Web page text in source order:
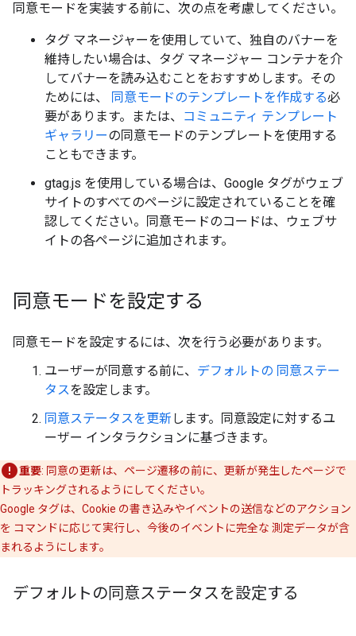
同意モードを実装する前に、次の点を考慮してください。
タグ マネージャーを使用していて、独自のバナーを
維持したい場合は、タグ マネージャー コンテナを介
してバナーを読み込むことをおすすめします。その
ためには、
同意モードのテンプレートを作成する必
要があります。または、
コミュニティ テンプレート
ギャラリーの同意モードのテンプレートを使用する
こともできます。
gtag.js を使用している場合は、Google タグがウェブ
サイトのすべてのページに設定されていることを確
認してください。同意モードのコードは、ウェブサ
イトの各ページに追加されます。
同意モードを設定する
同意モードを設定するには、次を行う必要があります。
ユーザーが同意する前に、 デフォルトの 同意ステー
タスを設定します。
同意ステータスを更新 します。同意設定に対するユ
ーザー インタラクションに基づきます。
重要: 同意の更新は、ページ遷移の前に、更新が発生したページで
トラッキングされるようにしてください。
Google タグは、Cookie の書き込みやイベントの送信などのアクション
を コマンドに応じて実行し、今後のイベントに完全な 測定データが含
まれるようにします。
デフォルトの同意ステータスを設定する